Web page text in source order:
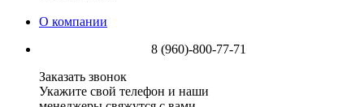
О компании
8 (960)-800-77-71
Заказать звонок
Укажите свой телефон и наши